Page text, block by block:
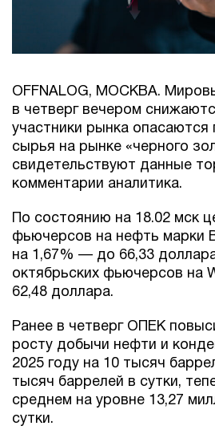
OFFNALOG, МОСКВА.
в четверг вечером
участники рынка опасаются
сырья на рынке «черного
свидетельствуют данные
комментарии аналитика.
По состоянию на 18.02 мск
фьючерсов на нефть марки
на 1,67% — до 66,33
октябрьских фьючерсов на
62,48 доллара.
Ранее в четверг ОПЕК
росту добычи нефти и
2025 году на 10 тысяч
тысяч баррелей в сутки,
среднем на уровне 13,27
сутки.